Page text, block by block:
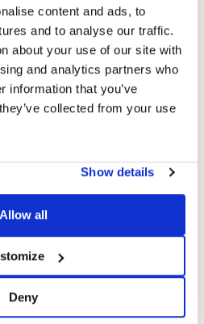
content and ads, to
and to analyse our traffic.
about your use of our site with
and analytics partners who
information that you’ve
collected from your use
Show details
Allow all
Deny
mes données conformément
de confidentialité
acceptez de recevoir du
produits et services fournis par
newsletters. Vous pouvez vous